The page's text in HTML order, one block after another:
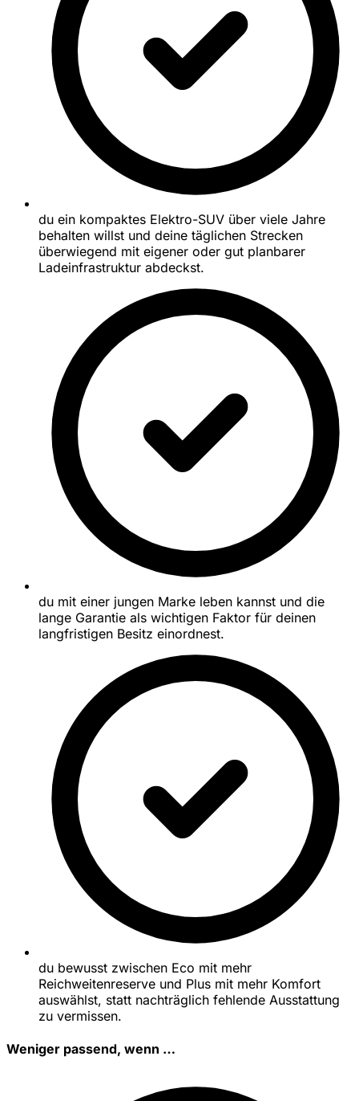
du ein kompaktes Elektro-SUV über viele Jahre
behalten willst und deine täglichen Strecken
überwiegend mit eigener oder gut planbarer
Ladeinfrastruktur abdeckst.
du mit einer jungen Marke leben kannst und die
lange Garantie als wichtigen Faktor für deinen
langfristigen Besitz einordnest.
du bewusst zwischen Eco mit mehr
Reichweitenreserve und Plus mit mehr Komfort
auswählst, statt nachträglich fehlende Ausstattung
zu vermissen.
Weniger passend, wenn …